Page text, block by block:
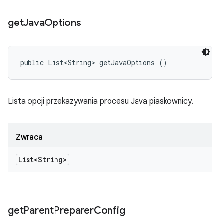
getJavaOptions
public List<String> getJavaOptions ()
Lista opcji przekazywania procesu Java piaskownicy.
Zwraca
List<String>
getParentPreparerConfig